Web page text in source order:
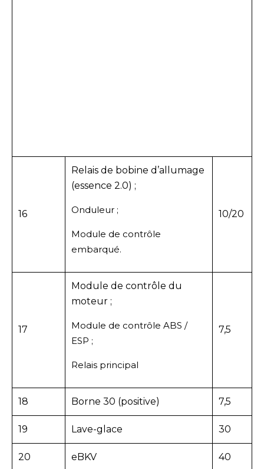
16
Relais de bobine d’allumage
(essence 2.0) ;
Onduleur ;
Module de contrôle
embarqué.
10/20
17
Module de contrôle du
moteur ;
Module de contrôle ABS /
ESP ;
Relais principal
7,5
18 Borne 30 (positive) 7,5
19 Lave-glace 30
20 eBKV 40